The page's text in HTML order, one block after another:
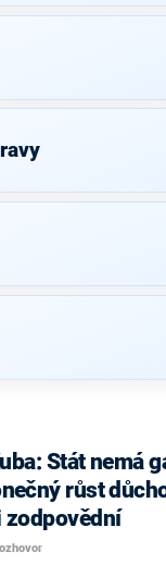
růst
zodpovědní